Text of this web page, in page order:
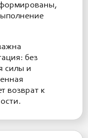
без
силы и
возврат к